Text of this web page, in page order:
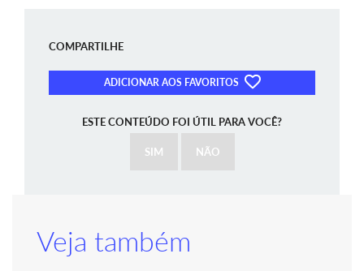
COMPARTILHE
ADICIONAR AOS FAVORITOS
ESTE CONTEÚDO FOI ÚTIL PARA VOCÊ?
SIM NÃO
Veja também